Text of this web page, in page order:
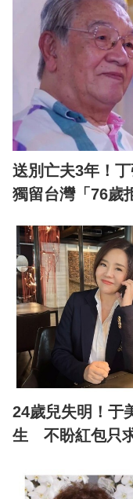
送別亡夫3年！
獨留台灣「76歲
24歲兒失明！于
生 不盼紅包只